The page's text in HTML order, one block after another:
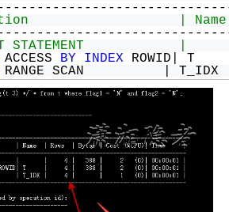
| Name
STATEMENT
ACCESS BY INDEX ROWID|
RANGE SCAN          |
(identified by
AND "FLAG2"=
used for this